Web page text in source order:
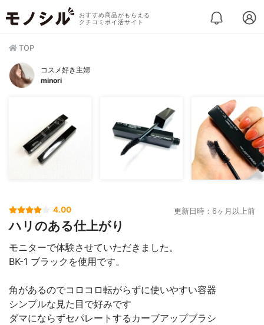
おすすめ商品がもらえる
クチコミポイ活サイト
TOP
コスメ好き主婦
minori
4.00 更新日時：6ヶ月以上前
ハリのある仕上がり
モニターで体験させていただきました。
BK-1 ブラックを使用です。
角があるのでコロコロ転がらずに使いやすい容器
シンプルな見た目で好みです
ダマにならずセパレートするカーブアップブラシ